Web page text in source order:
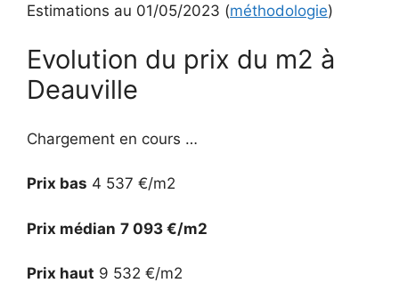
Estimations au 01/05/2023 (méthodologie)
Evolution du prix du m2 à
Deauville
Chargement en cours …
Prix bas 4 537 €/m2
Prix médian 7 093 €/m2
Prix haut 9 532 €/m2